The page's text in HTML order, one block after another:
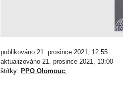
publikováno 21. prosince 2021, 12:55
aktualizováno 21. prosince 2021, 13:00
štítky: PPO Olomouc,